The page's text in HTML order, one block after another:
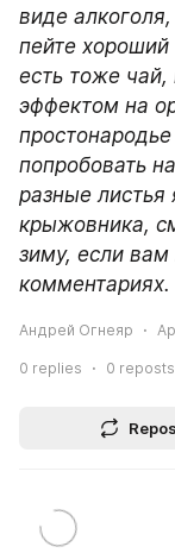
виде
пейте хороший
есть тоже чай,
эффектом на
попробовать
разные
крыжовника,
зиму, если вам
комментариях.
Андрей Огнеяр
0 replies 0 reposts